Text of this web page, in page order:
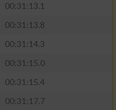
00:31:13.1
00:31:13.8
00:31:14.3
00:31:15.0
00:31:15.4
00:31:17.7